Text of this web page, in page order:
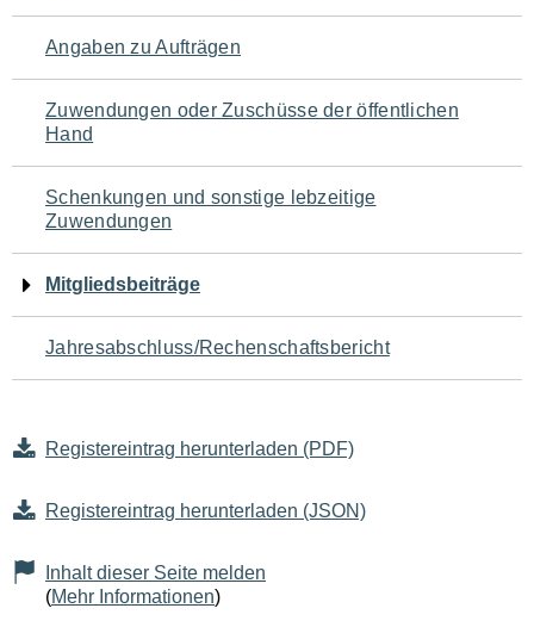
Angaben zu Aufträgen
Zuwendungen oder Zuschüsse der öffentlichen
Hand
Schenkungen und sonstige lebzeitige
Zuwendungen
Mitgliedsbeiträge
Jahresabschluss/Rechenschaftsbericht
Registereintrag herunterladen (PDF)
Registereintrag herunterladen (JSON)
Inhalt dieser Seite melden
(Mehr Informationen)